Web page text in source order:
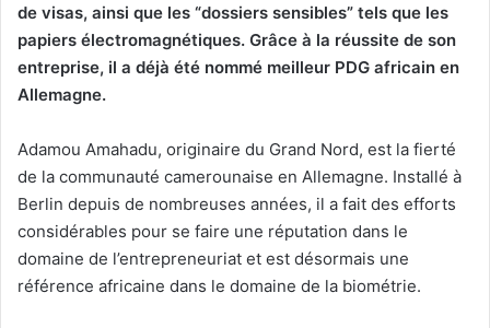
de visas, ainsi que les “dossiers sensibles” tels que les
papiers électromagnétiques. Grâce à la réussite de son
entreprise, il a déjà été nommé meilleur PDG africain en
Allemagne.
Adamou Amahadu, originaire du Grand Nord, est la fierté
de la communauté camerounaise en Allemagne. Installé à
Berlin depuis de nombreuses années, il a fait des efforts
considérables pour se faire une réputation dans le
domaine de l’entrepreneuriat et est désormais une
référence africaine dans le domaine de la biométrie.